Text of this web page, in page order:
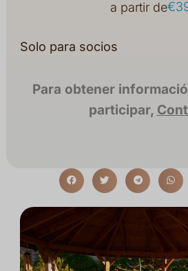
a partir de
Solo para socios
Para obtener
participar,